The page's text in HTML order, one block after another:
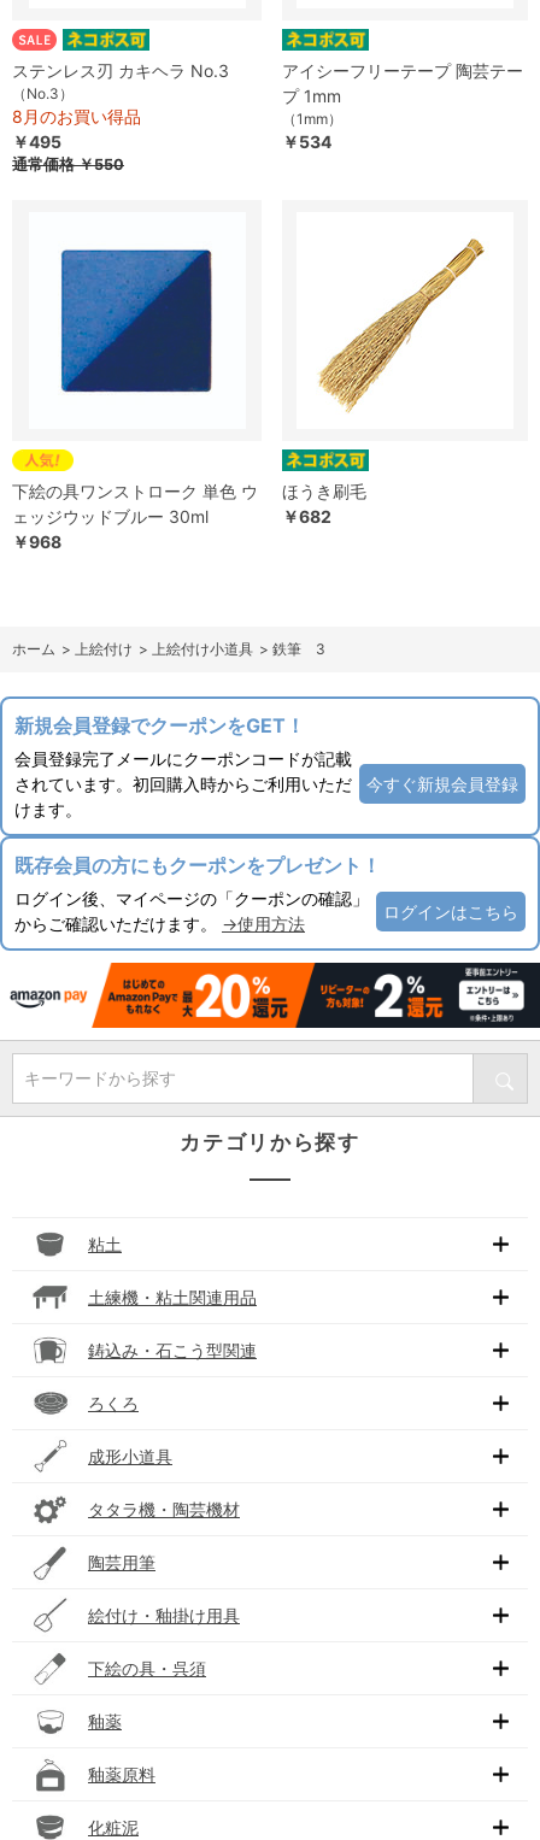
ステンレス刃 カキヘラ No.3
（No.3）
8月のお買い得品
￥495
通常価格￥550
アイシーフリーテープ 陶芸テー
プ 1mm
（1mm）
￥534
下絵の具ワンストローク 単色 ウ
ェッジウッドブルー 30ml
￥968
ほうき刷毛
￥682
ホーム > 上絵付け > 上絵付け小道具 > 鉄筆 3
新規会員登録でクーポンをGET！
会員登録完了メールにクーポンコードが記載
されています。初回購入時からご利用いただ
けます。
今すぐ新規会員登録
既存会員の方にもクーポンをプレゼント！
ログイン後、マイページの「クーポンの確認」
からご確認いただけます。 →使用方法
ログインはこちら
キーワードから探す
カテゴリから探す
粘土
土練機・粘土関連用品
鋳込み・石こう型関連
ろくろ
成形小道具
タタラ機・陶芸機材
陶芸用筆
絵付け・釉掛け用具
下絵の具・呉須
釉薬
釉薬原料
化粧泥